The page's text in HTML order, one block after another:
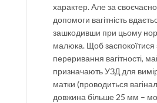
характер. Але за
допомоги вагітність
зашкодивши при цьому
малюка. Щоб
переривання вагітності,
призначають УЗД для
матки (проводиться
довжина більше 25 мм –